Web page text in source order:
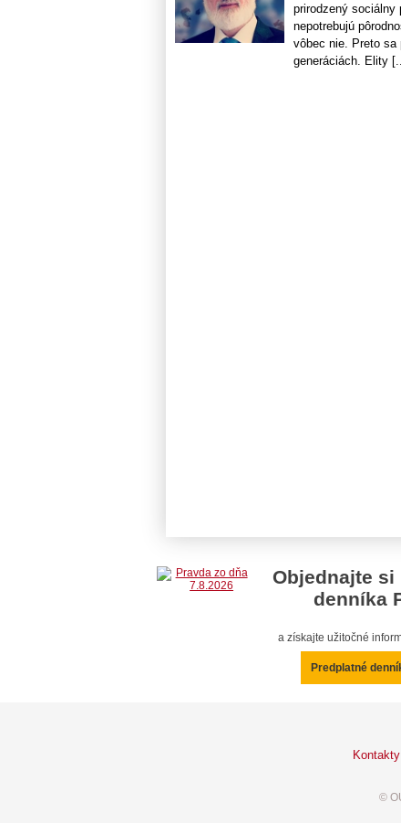
prirodzený sociálny
nepotrebujú
vôbec nie. Preto
generáciách. Elity
Objednajte si
denníka
a získajte užitočné
Predplatné
Kontakty
©